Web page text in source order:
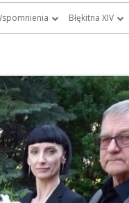
Tygodnik Żakowski
Fotografie archiwalne
Filmy
Pożegnaliśmy
Błękitna XIV
Historia
Błękitna XIV